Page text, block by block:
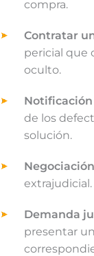
compra.
Contratar
pericial que
oculto.
de los
solución.
extrajudicial.
Demanda
presentar